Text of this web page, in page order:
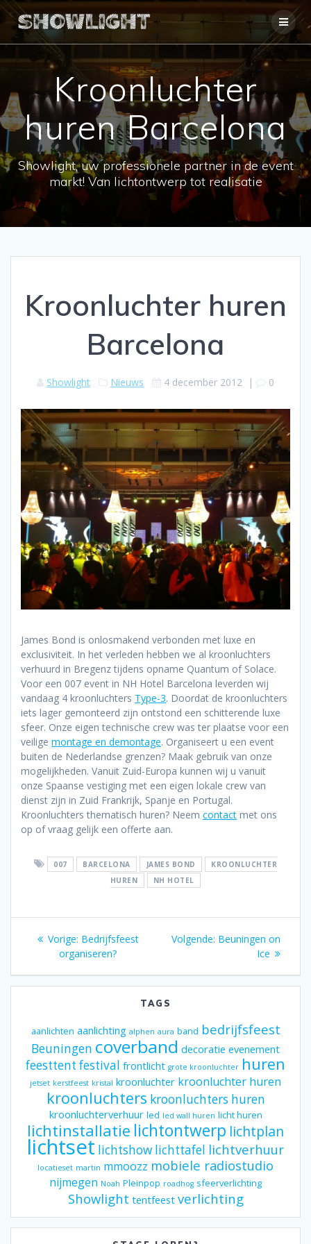
naar
Kroonluchter
huren Barcelona
Showlight, uw professionele partner in de event
markt! Van lichtontwerp tot realisatie
Kroonluchter huren
Barcelona
Showlight Nieuws 4 december 2012 | 0
James Bond is onlosmakend verbonden met luxe en
exclusiviteit. In het verleden hebben we al kroonluchters
verhuurd in Bregenz tijdens opname Quantum of Solace.
Voor een 007 event in NH Hotel Barcelona leverden wij
vandaag 4 kroonluchters Type-3. Doordat de kroonluchters
iets lager gemonteerd zijn ontstond een schitterende luxe
sfeer. Onze eigen technische crew was ter plaatse voor een
veilige montage en demontage. Organiseert u een event
buiten de Nederlandse grenzen? Maak gebruik van onze
mogelijkheden. Vanuit Zuid-Europa kunnen wij u vanuit
onze Spaanse vestiging met een eigen lokale crew van
dienst zijn in Zuid Frankrijk, Spanje en Portugal.
Kroonluchters thematisch huren? Neem contact met ons
op of vraag gelijk een offerte aan.
007 BARCELONA JAMES BOND
KROONLUCHTER
HUREN
NH HOTEL
Bericht
navigatie
Vorige: Vorig
bericht:
Bedrijfsfeest
organiseren?
Volgende: Volgend
Beuningen on
Ice
TAGS
aanlichten aanlichting alphen aura band bedrijfsfeest
Beuningen coverband decoratie evenement
feesttent festival frontlicht grote kroonluchter huren
jetset kerstfeest kristal kroonluchter kroonluchter huren
kroonluchters kroonluchters huren
kroonluchterverhuur led led wall huren licht huren
lichtinstallatie lichtontwerp lichtplan
lichtset lichtshow lichttafel lichtverhuur
locatieset martin mmoozz mobiele radiostudio
nijmegen Noah Pleinpop roadhog sfeerverlichting
Showlight tentfeest verlichting